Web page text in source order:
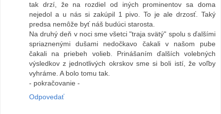
tak drzí, že na rozdiel od iných prominentov sa doma
nejedol a u nás si zakúpil 1 pivo. To je ale drzosť. Taký
predsa nemôže byť náš budúci starosta.
Na druhý deň v noci sme všetci "traja svätý" spolu s ďalšími
spriaznenými dušami nedočkavo čakali v našom pube
čakali na priebeh volieb. Prinášaním ďalších volebných
výsledkov z jednotlivých okrskov sme si boli istí, že voľby
vyhráme. A bolo tomu tak.
- pokračovanie -
Odpovedať